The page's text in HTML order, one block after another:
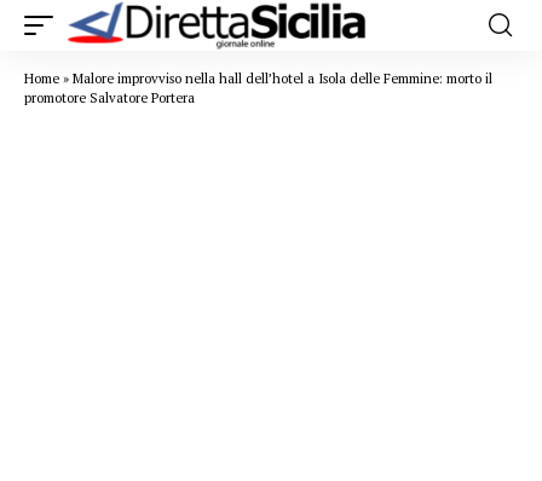
Home » Malore improvviso nella hall dell’hotel a Isola delle Femmine: morto il
promotore Salvatore Portera